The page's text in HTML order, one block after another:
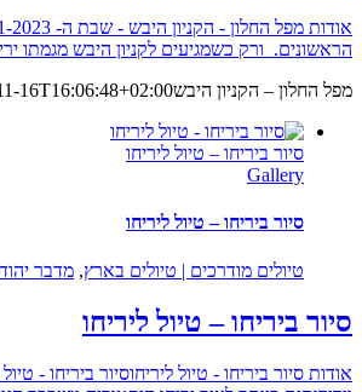
הראשונים. ורק כשמגיעים לקניון היבש מגמתו
מפל החלון – הקניון היבש16T16:06:48+02:00
סיור ביריחו – טיול ליריחו
Gallery
סיור ביריחו – טיול ליריחו
טיולים מודרכים | טיולים בארץ, מדבר
סיור ביריחו – טיול ליריחו